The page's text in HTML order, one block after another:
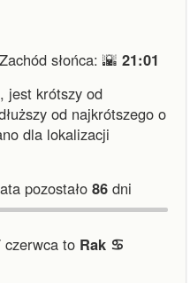
Zachód słońca: 🌇 21:01
, jest krótszy od
od najkrótszego o
dla lokalizacji
pozostało 86 dni
czerwca to Rak ♋︎